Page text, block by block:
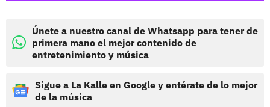
Únete a nuestro canal de Whatsapp para tener de
primera mano el mejor contenido de
entretenimiento y música
Sigue a La Kalle en Google y entérate de lo mejor
de la música